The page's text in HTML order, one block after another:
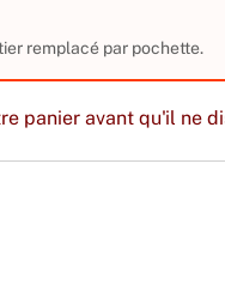
remplacé par pochette.
panier avant qu'il ne